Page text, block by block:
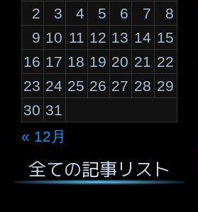
« 12月
2
3 4 5 6 7
8
9 10 11 12 13 14 15
16 17 18 19 20 21 22
23 24 25 26 27 28 29
30 31
全ての記事リスト